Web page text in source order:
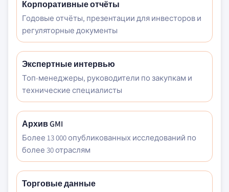
Корпоративные отчёты
Годовые отчёты, презентации для инвесторов и
регуляторные документы
Экспертные интервью
Топ-менеджеры, руководители по закупкам и
технические специалисты
Архив GMI
Более 13 000 опубликованных исследований по
более 30 отраслям
Торговые данные